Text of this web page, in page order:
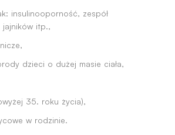
insulinooporność, zespół
itp.,
dzieci o dużej masie ciała,
35. roku życia),
w rodzinie.